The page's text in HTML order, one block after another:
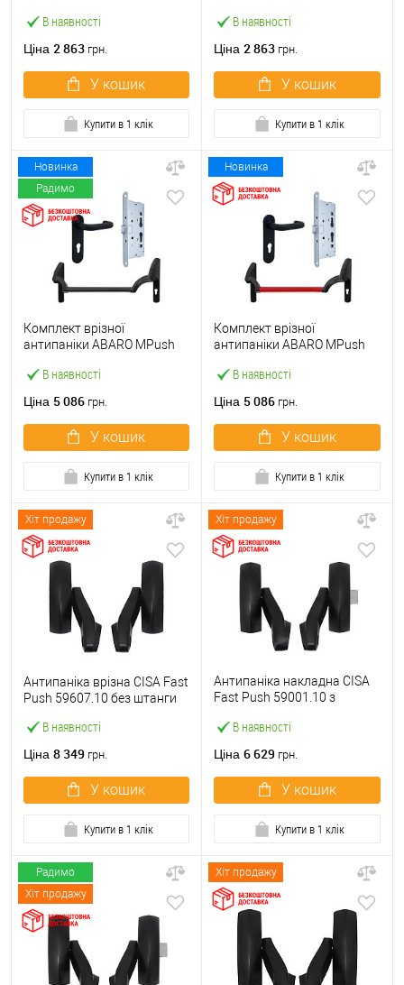
В наявності
чорний із замком та ручкою
Ціна 2 863 грн.
У кошик
Купити в 1 клік
В наявності
червоний із замком та
Ціна 2 863 грн.
У кошик
Купити в 1 клік
Новинка
Радимо
В наявності
Комплект врізної
антипаніки ABARO МPush
чорний із замком та ручкою
Ціна 5 086 грн.
У кошик
Купити в 1 клік
Новинка
В наявності
Комплект врізної
антипаніки ABARO МPush
червоний із замком та
Ціна 5 086 грн.
У кошик
Купити в 1 клік
Хіт продажу
В наявності
Антипаніка врізна CISA Fast
Push 59607.10 без штанги
Ціна 8 349 грн.
У кошик
Купити в 1 клік
Хіт продажу
В наявності
Антипаніка накладна CISA
Fast Push 59001.10 з
Ціна 6 629 грн.
У кошик
Купити в 1 клік
Радимо
Хіт продажу
Хіт продажу